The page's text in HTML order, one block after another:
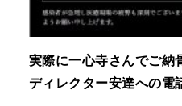
実際に一心寺さんでご納
ディレクター安達への電